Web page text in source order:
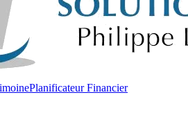
Planificateur Financier